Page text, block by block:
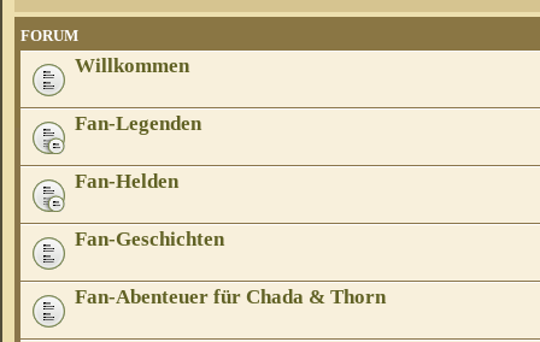
FORUM
Willkommen
Fan-Legenden
Fan-Helden
Fan-Geschichten
Fan-Abenteuer für Chada & Thorn